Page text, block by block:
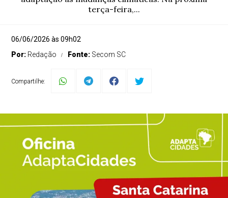
terça-feira,...
06/06/2026 às 09h02
Por: Redação Fonte: Secom SC
Compartilhe: